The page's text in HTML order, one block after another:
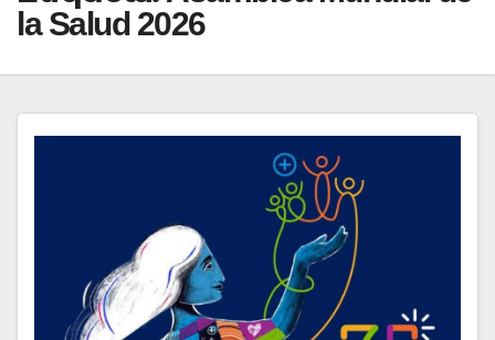
la Salud 2026